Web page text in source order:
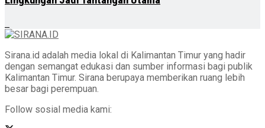
Sirana.id adalah media lokal di Kalimantan Timur yang hadir
dengan semangat edukasi dan sumber informasi bagi publik
Kalimantan Timur. Sirana berupaya memberikan ruang lebih
besar bagi perempuan.
Follow sosial media kami: